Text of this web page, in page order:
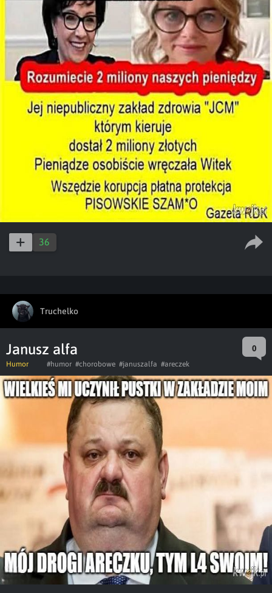
36
Truchelko
Janusz alfa 0
Humor #humor #chorobowe #januszalfa #areczek